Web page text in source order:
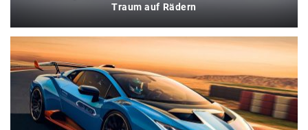
Traum auf Rädern